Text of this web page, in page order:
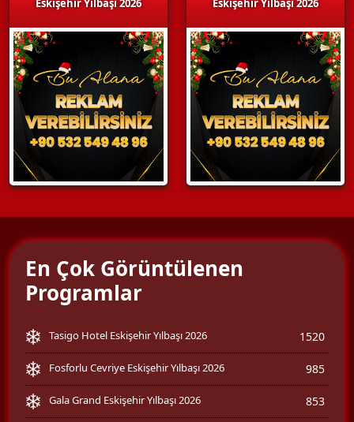
Eskişehir Yılbaşı 2026 Eskişehir Yılbaşı 2026
En Çok Görüntülenen
Programlar
Tasigo Hotel Eskişehir Yılbaşı 2026 1520
Fosforlu Cevriye Eskişehir Yılbaşı 2026 985
Gala Grand Eskişehir Yılbaşı 2026 853